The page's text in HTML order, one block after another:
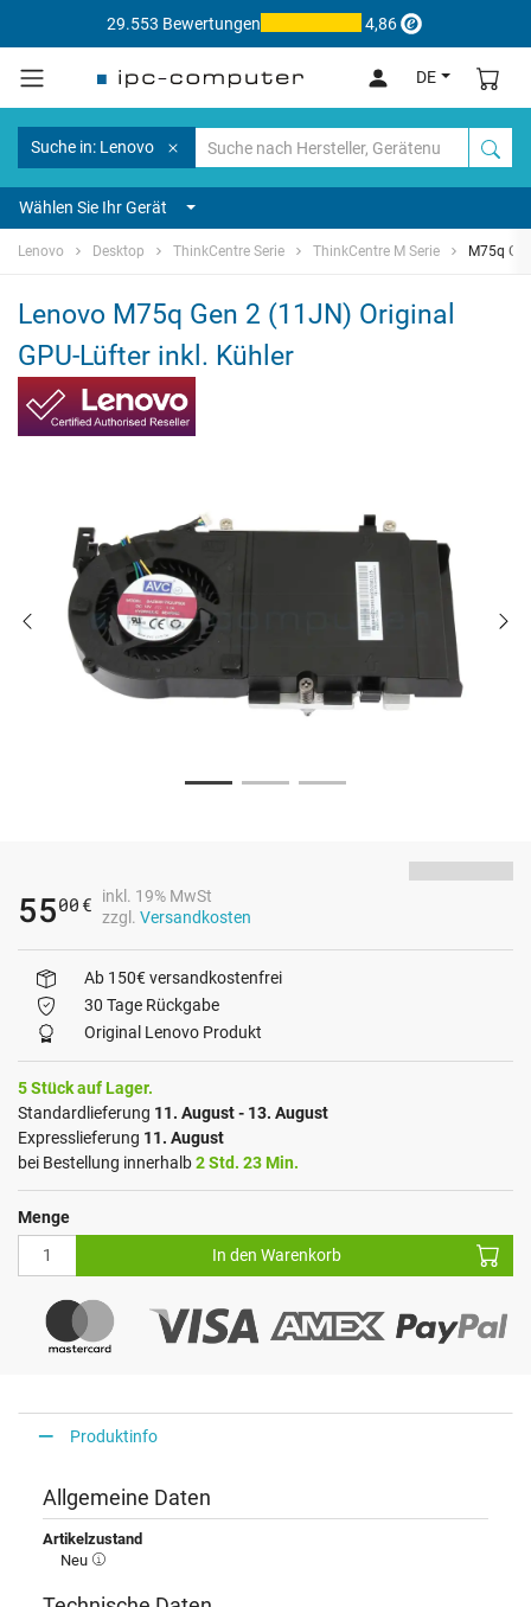
29.553 Bewertungen 4,86
DE
Suche in: Lenovo
Wählen Sie Ihr Gerät
Lenovo Desktop ThinkCentre Serie ThinkCentre M Serie M75q
Lenovo M75q Gen 2 (11JN) Original
GPU-Lüfter inkl. Kühler
5500 €
inkl. 19% MwSt
zzgl. Versandkosten
Ab 150€ versandkostenfrei
30 Tage Rückgabe
Original Lenovo Produkt
5 Stück auf Lager.
Standardlieferung 11. August - 13. August
Expresslieferung 11. August
bei Bestellung innerhalb2 Std. 23 Min.
Menge
In den Warenkorb
Produktinfo
Allgemeine Daten
Artikelzustand
Neu